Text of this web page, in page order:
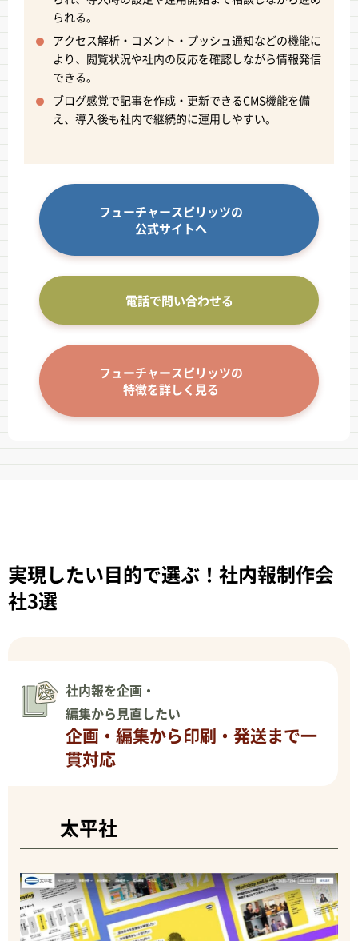
られる。
アクセス解析・コメント・プッシュ通知などの機能に
より、閲覧状況や社内の反応を確認しながら情報発信
できる。
ブログ感覚で記事を作成・更新できるCMS機能を備
え、導入後も社内で継続的に運用しやすい。
フューチャースピリッツの
公式サイトへ
電話で問い合わせる
フューチャースピリッツの
特徴を詳しく見る
実現したい目的で選ぶ！社内報制作会
社3選
社内報を企画・
編集から見直したい
企画・編集から印刷・発送まで一
貫対応
太平社